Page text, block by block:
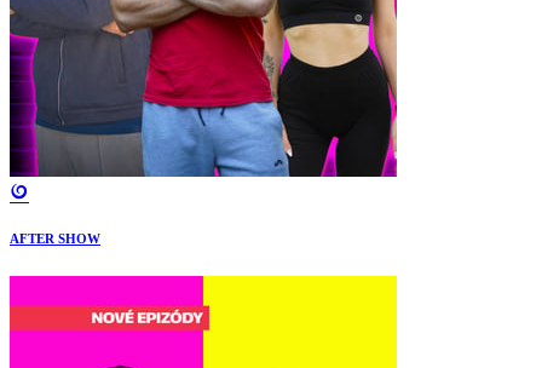
AFTER SHOW